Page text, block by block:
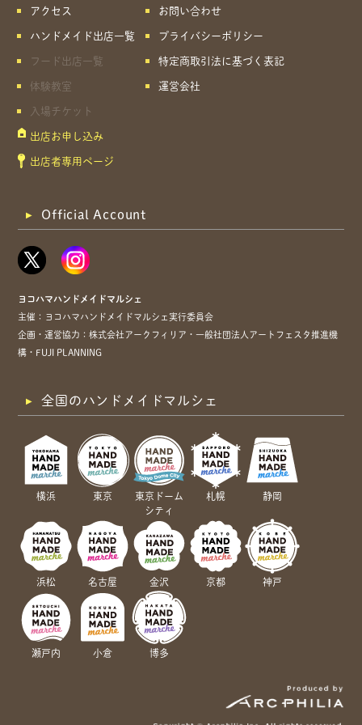
アクセス
ハンドメイド出店一覧
フード出店一覧
体験教室
入場チケット
出店お申し込み
出店者専用ページ
お問い合わせ
プライバシーポリシー
特定商取引法に基づく表記
運営会社
Official Account
ヨコハマハンドメイドマルシェ
主催：ヨコハマハンドメイドマルシェ実行委員会
企画・運営協力：株式会社アークフィリア・一般社団法人アートフェスタ推進機
構・FUJI PLANNING
全国のハンドメイドマルシェ
横浜 東京
東京ドーム
シティ
札幌 静岡
浜松 名古屋 金沢 京都 神戸
瀬戸内 小倉 博多